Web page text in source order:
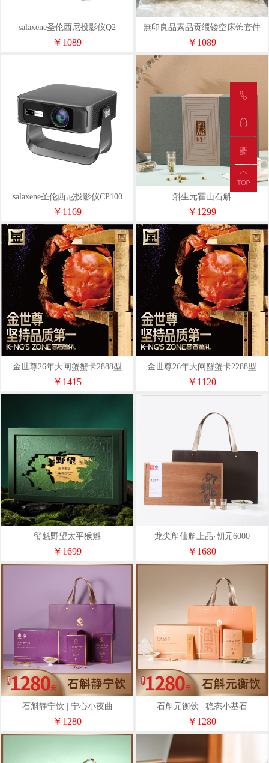
salaxene圣伦西尼投影仪Q2
￥1089
無印良品素品贡缎镂空床饰套件
WYLP-TJ5063
￥1089
salaxene圣伦西尼投影仪CP100
￥1169
斛生元霍山石斛
￥1299
金世尊26年大闸蟹蟹卡2888型
￥1415
金世尊26年大闸蟹蟹卡2288型
￥1120
玺魁野望太平猴魁
￥1699
龙尖斛仙斛上品·朝元6000
￥1680
石斛静宁饮 | 宁心小夜曲
￥1280
石斛元衡饮 | 稳态小基石
￥1280